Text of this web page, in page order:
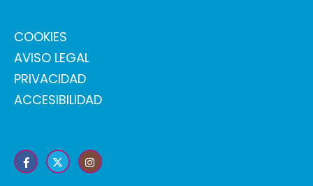
COOKIES
AVISO LEGAL
PRIVACIDAD
ACCESIBILIDAD